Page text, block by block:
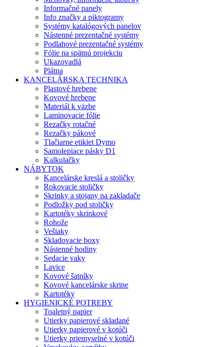
Informačné panely
Info značky a piktogramy
Systémy katalógových panelov
Nástenné prezentačné systémy
Podlahové prezentačné systémy
Fólie na spätnú projekciu
Ukazovadlá
Plátna
KANCELÁRSKA TECHNIKA
Plastové hrebene
Kovové hrebene
Materiál k väzbe
Laminovacie fólie
Rezačky rotačné
Rezačky pákové
Tlačiarne etikiet Dymo
Samolepiace pásky D1
Kalkulačky
NÁBYTOK
Kancelárske kreslá a stoličky
Rokovacie stoličky
Skrinky a stojany na zakladače
Podložky pod stoličky
Kartotéky skrinkové
Rohože
Vešiaky
Skladovacie boxy
Nástenné hodiny
Sedacie vaky
Lavice
Kovové šatníky
Kovové kancelárske skrine
Kartotéky
HYGIENICKÉ POTREBY
Toaletný papier
Utierky papierové skladané
Utierky papierové v kotúči
Utierky priemyselné v kotúči